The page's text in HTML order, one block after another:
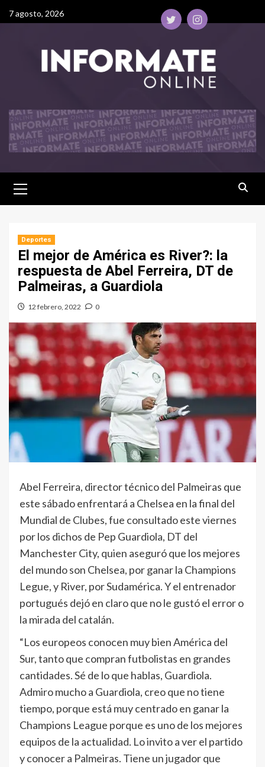
7 agosto, 2026
Deportes
El mejor de América es River?: la
respuesta de Abel Ferreira, DT de
Palmeiras, a Guardiola
12 febrero, 2022 0
Abel Ferreira, director técnico del Palmeiras que
este sábado enfrentará a Chelsea en la final del
Mundial de Clubes, fue consultado este viernes
por los dichos de Pep Guardiola, DT del
Manchester City, quien aseguró que los mejores
del mundo son Chelsea, por ganar la Champions
Legue, y River, por Sudamérica. Y el entrenador
portugués dejó en claro que no le gustó el error o
la mirada del catalán.
“Los europeos conocen muy bien América del
Sur, tanto que compran futbolistas en grandes
cantidades. Sé de lo que hablas, Guardiola.
Admiro mucho a Guardiola, creo que no tiene
tiempo, porque está muy centrado en ganar la
Champions League porque es uno de los mejores
equipos de la actualidad. Lo invito a ver el partido
y conocer a Palmeiras. Tiene un jugador que